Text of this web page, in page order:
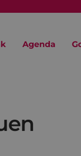
Agenda